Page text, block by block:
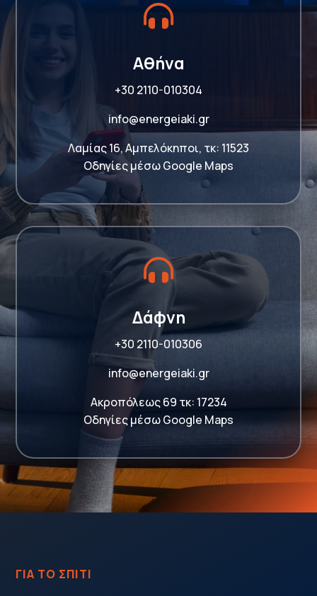

Αθήνα
+30 2110-010304
info@energeiaki.gr
Λαμίας 16, Αμπελόκηποι, τκ: 11523
Οδηγίες μέσω Google Maps

Δάφνη
+30 2110-010306
info@energeiaki.gr
Ακροπόλεως 69 τκ: 17234
Οδηγίες μέσω Google Maps
ΓΙΑ ΤΟ ΣΠΙΤΙ